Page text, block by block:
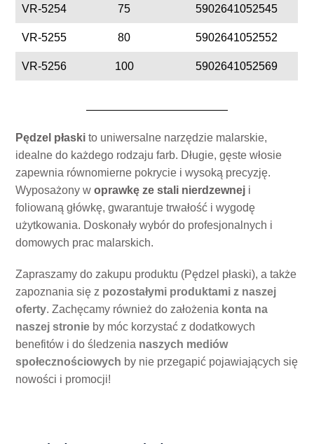
VR-5254 75 5902641052545
VR-5255 80 5902641052552
VR-5256 100 5902641052569
Pędzel płaski to uniwersalne narzędzie malarskie,
idealne do każdego rodzaju farb. Długie, gęste włosie
zapewnia równomierne pokrycie i wysoką precyzję.
Wyposażony woprawkę ze stali nierdzewnej i
foliowaną główkę, gwarantuje trwałość i wygodę
użytkowania. Doskonały wybór do profesjonalnych i
domowych prac malarskich.
Zapraszamy do zakupu produktu (Pędzel płaski), a także
zapoznania się z pozostałymi produktami z naszej
oferty. Zachęcamy również do założenia konta na
naszej stronie by móc korzystać z dodatkowych
benefitów i do śledzenia naszych mediów
społecznościowych by nie przegapić pojawiających się
nowości i promocji!